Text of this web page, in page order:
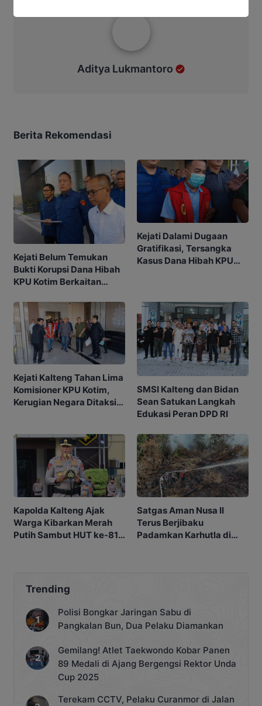
Aditya Lukmantoro
Berita Rekomendasi
Kejati Belum Temukan
Bukti Korupsi Dana Hibah
KPU Kotim Berkaitan
Kejati Dalami Dugaan
Gratifikasi, Tersangka
Kasus Dana Hibah KPU
Kejati Kalteng Tahan Lima
Komisioner KPU Kotim,
Kerugian Negara Ditaksir
SMSI Kalteng dan Bidan
Sean Satukan Langkah
Edukasi Peran DPD RI
Kapolda Kalteng Ajak
Warga Kibarkan Merah
Putih Sambut HUT ke-81
Satgas Aman Nusa II
Terus Berjibaku
Padamkan Karhutla di
Trending
Polisi Bongkar Jaringan Sabu di
Pangkalan Bun, Dua Pelaku Diamankan
Gemilang! Atlet Taekwondo Kobar Panen
89 Medali di Ajang Bergengsi Rektor Unda
Cup 2025
Terekam CCTV, Pelaku Curanmor di Jalan